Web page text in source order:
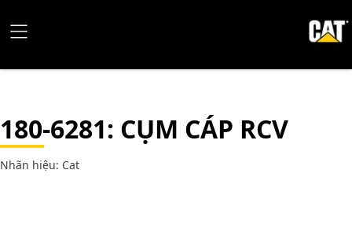
180-6281: CỤM CÁP RCV
Nhãn hiệu: Cat